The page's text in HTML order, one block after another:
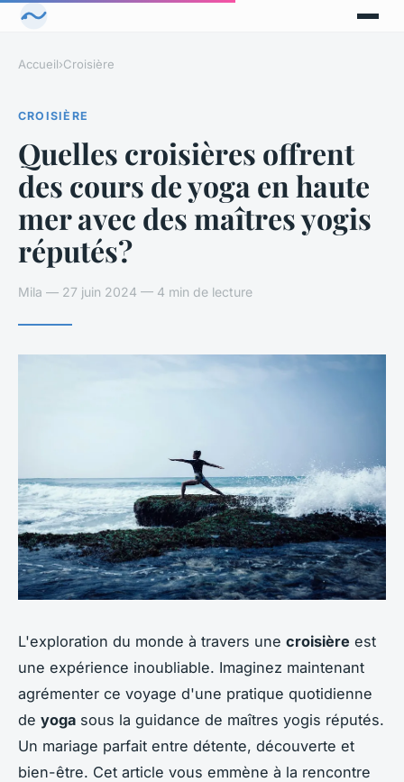
Accueil›Croisière
CROISIÈRE
Quelles croisières offrent
des cours de yoga en haute
mer avec des maîtres yogis
réputés?
Mila — 27 juin 2024 — 4 min de lecture
L'exploration du monde à travers une croisière est
une expérience inoubliable. Imaginez maintenant
agrémenter ce voyage d'une pratique quotidienne
de yoga sous la guidance de maîtres yogis réputés.
Un mariage parfait entre détente, découverte et
bien-être. Cet article vous emmène à la rencontre